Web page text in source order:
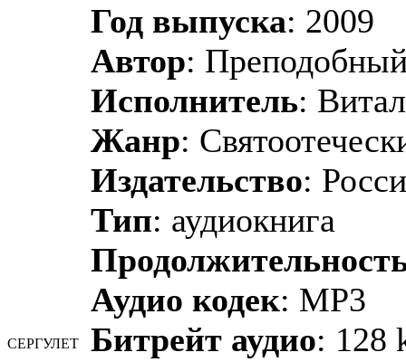
СЕРГУЛЕТ
Год выпуска: 2009
Автор:
Исполнитель:
Жанр:
Издательство:
Тип: аудиокнига
Аудио кодек: MP3
Битрейт аудио: 128